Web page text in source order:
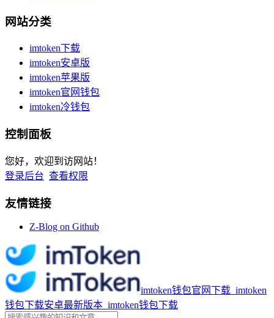
网站分类
imtoken下载
imtoken安卓版
imtoken苹果版
imtoken官网钱包
imtoken冷钱包
控制面板
您好，欢迎到访网站！
登录后台 查看权限
友情链接
Z-Blog on Github
imtoken钱包官网下载_imtoken
钱包下载安卓最新版本_imtoken钱包下载